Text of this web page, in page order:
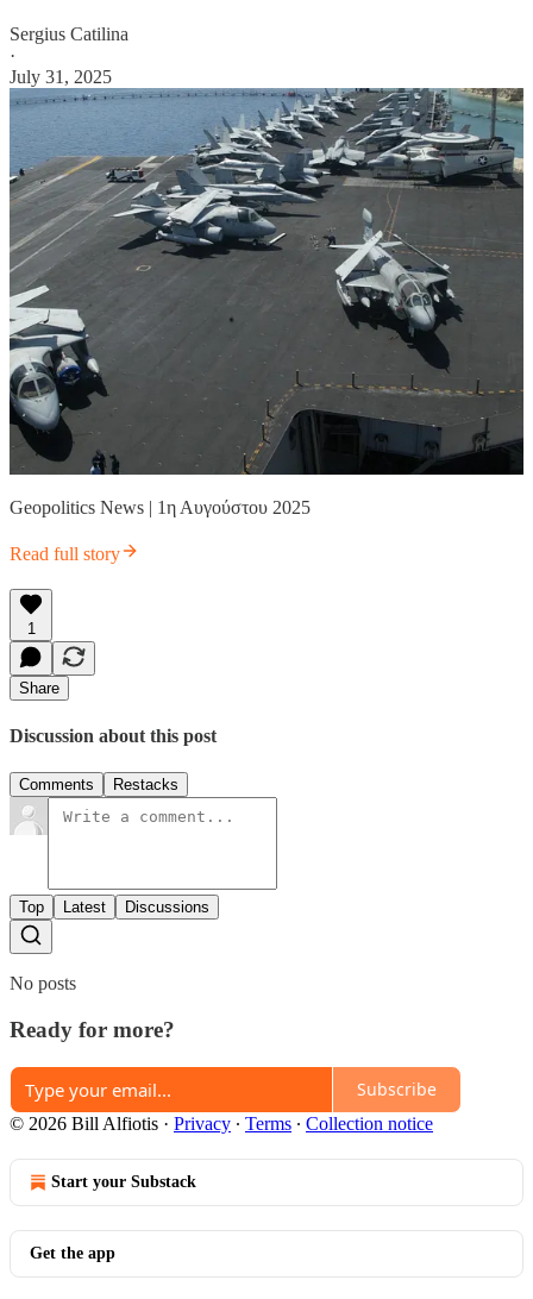
Sergius Catilina
·
July 31, 2025
Geopolitics News | 1η Αυγούστου 2025
Read full story
1
Share
Discussion about this post
Comments Restacks
Top Latest Discussions
No posts
Ready for more?
Subscribe
© 2026 Bill Alfiotis · Privacy ∙ Terms ∙ Collection notice
Start your Substack
Get the app